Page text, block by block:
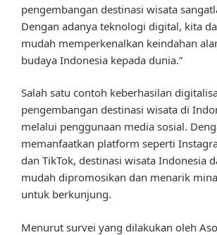
pengembangan destinasi wisata
Dengan adanya teknologi digital, kita
mudah memperkenalkan keindahan
budaya Indonesia kepada dunia.”
Salah satu contoh keberhasilan
pengembangan destinasi wisata di
melalui penggunaan media sosial.
memanfaatkan platform seperti
dan TikTok, destinasi wisata Indonesia
mudah dipromosikan dan menarik
untuk berkunjung.
Menurut survei yang dilakukan oleh